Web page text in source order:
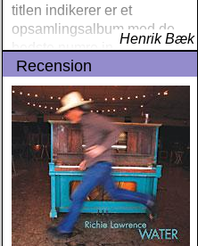
titlen indikerer er et
opsamlingsalbum med de
bedste numre indenfor den
populære reggaestil kaldet
one-drop
Henrik Bæk
Recension